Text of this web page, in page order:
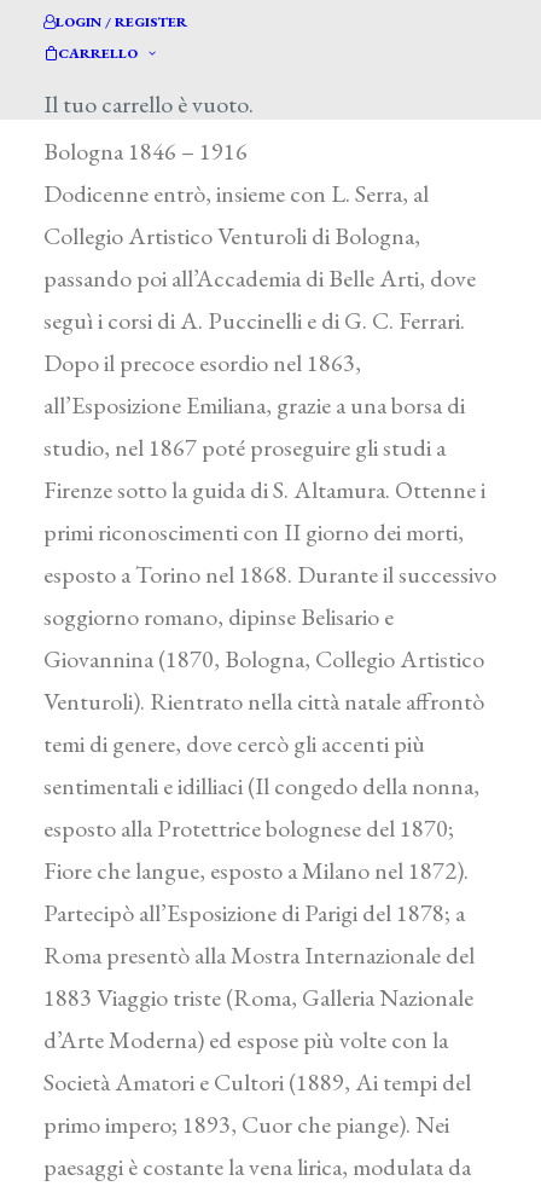
LOGIN / REGISTER
CARRELLO
Il tuo carrello è vuoto.
Faccioli Raffaele *
FACCIOLI RAFFAELE
Bologna 1846 – 1916
Dodicenne entrò, insieme con L. Serra, al
Collegio Artistico Venturoli di Bologna,
passando poi all’Accademia di Belle Arti, dove
seguì i corsi di A. Puccinelli e di G. C. Ferrari.
Dopo il precoce esordio nel 1863,
all’Esposizione Emiliana, grazie a una borsa di
studio, nel 1867 poté proseguire gli studi a
Firenze sotto la guida di S. Altamura. Ottenne i
primi riconoscimenti con II giorno dei morti,
esposto a Torino nel 1868. Durante il successivo
soggiorno romano, dipinse Belisario e
Giovannina (1870, Bologna, Collegio Artistico
Venturoli). Rientrato nella città natale affrontò
temi di genere, dove cercò gli accenti più
sentimentali e idilliaci (Il congedo della nonna,
esposto alla Protettrice bolognese del 1870;
Fiore che langue, esposto a Milano nel 1872).
Partecipò all’Esposizione di Parigi del 1878; a
Roma presentò alla Mostra Internazionale del
1883 Viaggio triste (Roma, Galleria Nazionale
d’Arte Moderna) ed espose più volte con la
Società Amatori e Cultori (1889, Ai tempi del
primo impero; 1893, Cuor che piange). Nei
paesaggi è costante la vena lirica, modulata da